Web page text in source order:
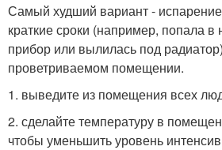
Самый худший вариант - испарение
краткие сроки (например, попала в
прибор или вылилась под
проветриваемом помещении.
1. выведите из помещения всех
2. сделайте температуру в
чтобы уменьшить уровень